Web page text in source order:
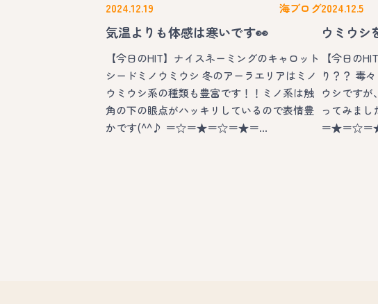
2024.12.19 海ブログ
気温よりも体感は寒いです👀
【今日のHIT】ナイスネーミングのキャロット
シードミノウミウシ 冬のアーラエリアはミノ
ウミウシ系の種類も豊富です！！ミノ系は触
角の下の眼点がハッキリしているので表情豊
かです(^^♪ ＝☆＝★＝☆＝★＝…
2024.12.5
ウミウシ
【今日の
り？？ 毒
ウシですが
ってみま
＝★＝☆＝